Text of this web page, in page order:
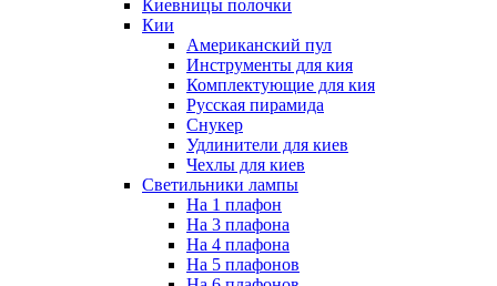
Киевницы полочки
Кии
Американский пул
Инструменты для кия
Комплектующие для кия
Русская пирамида
Снукер
Удлинители для киев
Чехлы для киев
Светильники лампы
На 1 плафон
На 3 плафона
На 4 плафона
На 5 плафонов